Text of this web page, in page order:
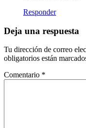
Responder
Deja una respuesta
Tu dirección de correo
obligatorios están
Comentario *